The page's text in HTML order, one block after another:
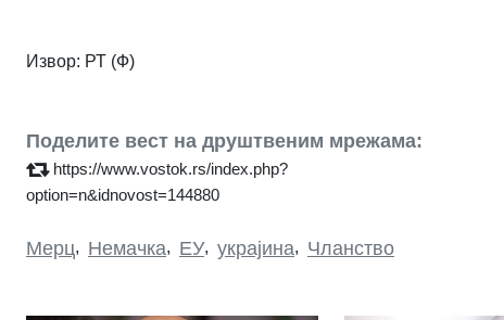
Извор: РТ (Ф)
Поделите вест на друштвеним мрежама:
https://www.vostok.rs/index.php?
option=n&idnovost=144880
Мерц, Немачка, ЕУ, украјина, Чланство